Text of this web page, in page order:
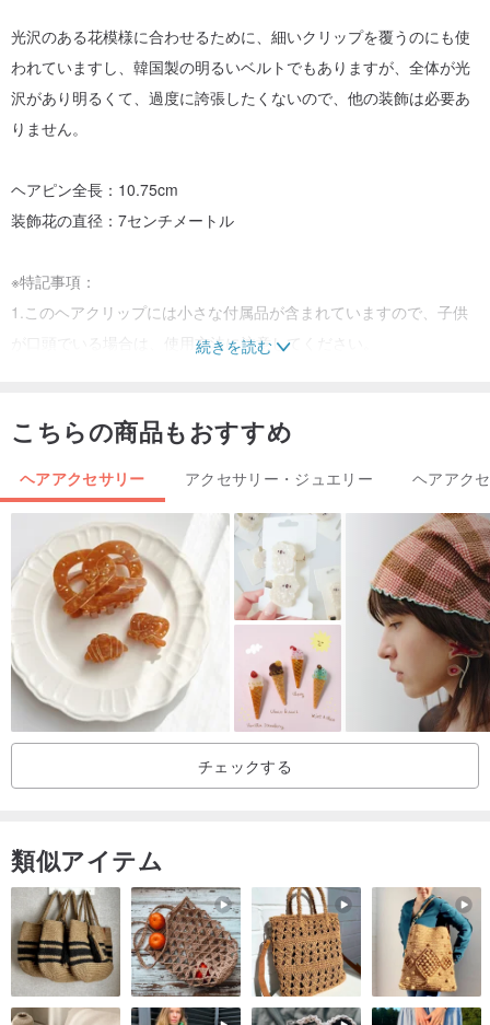
光沢のある花模様に合わせるために、細いクリップを覆うのにも使
われていますし、韓国製の明るいベルトでもありますが、全体が光
沢があり明るくて、過度に誇張したくないので、他の装飾は必要あ
りません。
ヘアピン全長：10.75cm
装飾花の直径：7センチメートル
※特記事項：
1.このヘアクリップには小さな付属品が含まれていますので、子供
が口頭でいる場合は、使用方法に注意してください。
ん。
フェイスブック検索：@ rb2016
インスタグラム検索：reikabella2016
スポット商品が売り切れになっても、売り切れにはなりません数量
制限の感覚が好きで、飽きやすいのですが…私はBellaと同じような
スタイルをあまり必要としません。レイカは平日に仕事に行き、子
供を連れて家事をするために家に帰らなければなりません、ヘアア
クセサリーをする時間を眠るためにベラを使うことができるだけで
す、時間は貴重です、それは新しい勉強に使われます！どのような
ヘアアクセサリーが欲しいのか教えてください。
続きを読む
こちらの商品もおすすめ
ヘアアクセサリー アクセサリー・ジュエリー ヘアアク
チェックする
類似アイテム